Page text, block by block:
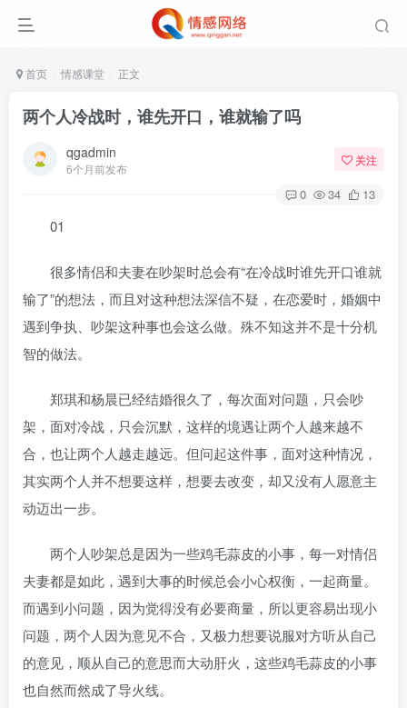
首页 情感课堂 正文
两个人冷战时，谁先开口，谁就输了吗
qgadmin
6个月前发布
关注
0 34 13
01
很多情侣和夫妻在吵架时总会有“在冷战时谁先开口谁就
输了”的想法，而且对这种想法深信不疑，在恋爱时，婚姻中
遇到争执、吵架这种事也会这么做。殊不知这并不是十分机
智的做法。
郑琪和杨晨已经结婚很久了，每次面对问题，只会吵
架，面对冷战，只会沉默，这样的境遇让两个人越来越不
合，也让两个人越走越远。但问起这件事，面对这种情况，
其实两个人并不想要这样，想要去改变，却又没有人愿意主
动迈出一步。
两个人吵架总是因为一些鸡毛蒜皮的小事，每一对情侣
夫妻都是如此，遇到大事的时候总会小心权衡，一起商量。
而遇到小问题，因为觉得没有必要商量，所以更容易出现小
问题，两个人因为意见不合，又极力想要说服对方听从自己
的意见，顺从自己的意思而大动肝火，这些鸡毛蒜皮的小事
也自然而然成了导火线。